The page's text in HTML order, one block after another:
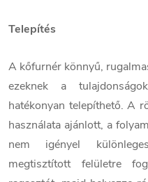
Telepítés
A kőfurnér könnyű,
ezeknek a
hatékonyan telepíthető. A
használata ajánlott, a
nem igényel
megtisztított felületre